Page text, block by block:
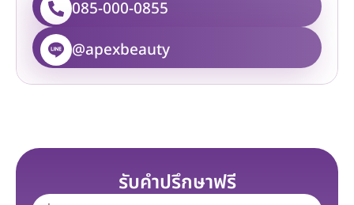
085-000-0855
@apexbeauty
รับคำปรึกษาฟรี